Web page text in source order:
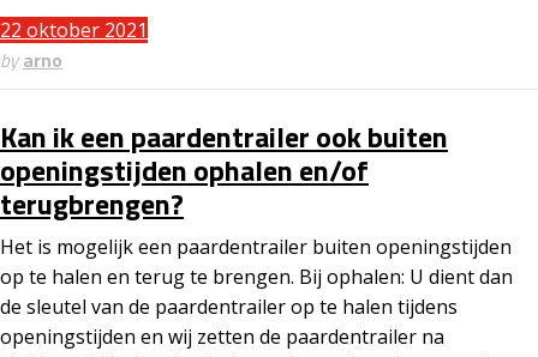
ARCHIEF FAQ'S - VERVLOED AANHANGWAGENS
22 oktober 2021
byarno
Kan ik een paardentrailer ook buiten
openingstijden ophalen en/of
terugbrengen?
Het is mogelijk een paardentrailer buiten openingstijden
op te halen en terug te brengen. Bij ophalen: U dient dan
de sleutel van de paardentrailer op te halen tijdens
openingstijden en wij zetten de paardentrailer na